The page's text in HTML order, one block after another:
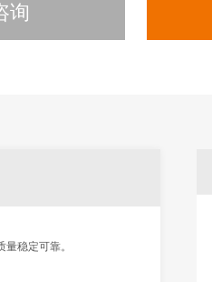
询
质量稳定可靠。